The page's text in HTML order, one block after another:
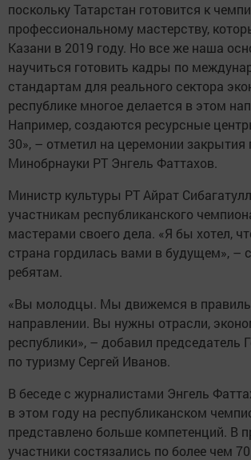
поскольку Татарстан готовится к
профессиональному мастерству,
Казани в 2019 году. Но все же наша
научиться готовить кадры по
стандартам для реального сектора
республике многое делается в этом
Например, создаются ресурсные
30», – отметил на церемонии закрытия
Минобрнауки РТ Энгель Фаттахов.
Министр культуры РТ Айрат
участникам республиканского
мастерами своего дела. «Я бы хотел,
страна гордилась вами в будущем», –
ребятам.
«Вы молодцы. Мы движемся в
направлении. Вы нужны отрасли,
республики», – добавил председатель
по туризму Сергей Иванов.
В беседе с журналистами Энгель
в этом году на республиканском
представлено больше компетенций. В
участники состязались по более чем